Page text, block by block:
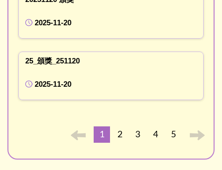
2025-11-20
25_頒獎_251120
2025-11-20
1 2 3 4 5